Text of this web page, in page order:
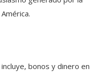
(7%); otros